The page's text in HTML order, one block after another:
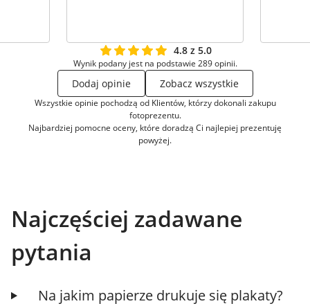
4.8 z 5.0
Wynik podany jest na podstawie 289 opinii.
Dodaj opinie Zobacz wszystkie
Wszystkie opinie pochodzą od Klientów, którzy dokonali zakupu
fotoprezentu.
Najbardziej pomocne oceny, które doradzą Ci najlepiej prezentuję
powyżej.
Najczęściej zadawane
pytania
Na jakim papierze drukuje się plakaty?